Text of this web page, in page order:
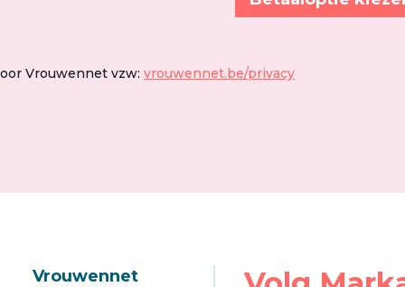
Vrouwennet vzw: vrouwennet.be/privacy
Vrouwennet